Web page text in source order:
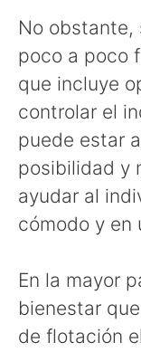
No obstante,
poco a poco
que incluye
controlar el
puede estar
posibilidad y
ayudar al
cómodo y en
En la mayor
bienestar
de flotación el